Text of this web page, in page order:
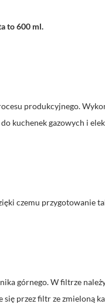
to 600 ml.
produkcyjnego.
kuchenek gazowych i
czemu przygotowanie
górnego. W filtrze
przez filtr ze zmieloną